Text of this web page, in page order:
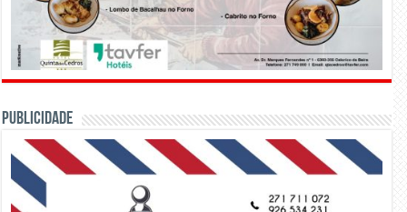
PUBLICIDADE